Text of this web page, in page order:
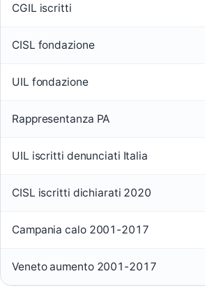
CGIL iscritti
CISL fondazione
UIL fondazione
Rappresentanza PA
UIL iscritti denunciati Italia
CISL iscritti dichiarati 2020
Campania calo 2001-2017
Veneto aumento 2001-2017